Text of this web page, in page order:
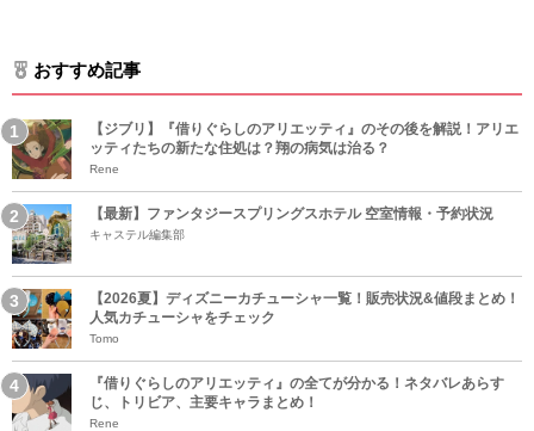
おすすめ記事
【ジブリ】『借りぐらしのアリエッティ』のその後を解説！アリエ
ッティたちの新たな住処は？翔の病気は治る？
Rene
【最新】ファンタジースプリングスホテル 空室情報・予約状況
キャステル編集部
【2026夏】ディズニーカチューシャ一覧！販売状況&値段まとめ！
人気カチューシャをチェック
Tomo
『借りぐらしのアリエッティ』の全てが分かる！ネタバレあらす
じ、トリビア、主要キャラまとめ！
Rene